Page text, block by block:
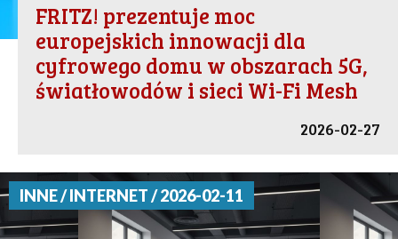
FRITZ! prezentuje moc
europejskich innowacji dla
cyfrowego domu w obszarach 5G,
światłowodów i sieci Wi-Fi Mesh
2026-02-27
INNE / INTERNET / 2026-02-11